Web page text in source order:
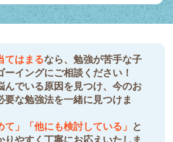
てはまるなら、勉強が苦手な子
ーイングにご相談ください！
んでいる原因を見つけ、今のお
要な勉強法を一緒に見つけま
て」「他にも検討している」 と